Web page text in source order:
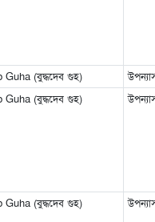
Guha (বুদ্ধদেব গুহ)
Guha (বুদ্ধদেব গুহ)
Guha (বুদ্ধদেব গুহ)